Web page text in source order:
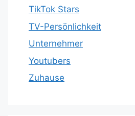
TikTok Stars
TV-Persönlichkeit
Unternehmer
Youtubers
Zuhause